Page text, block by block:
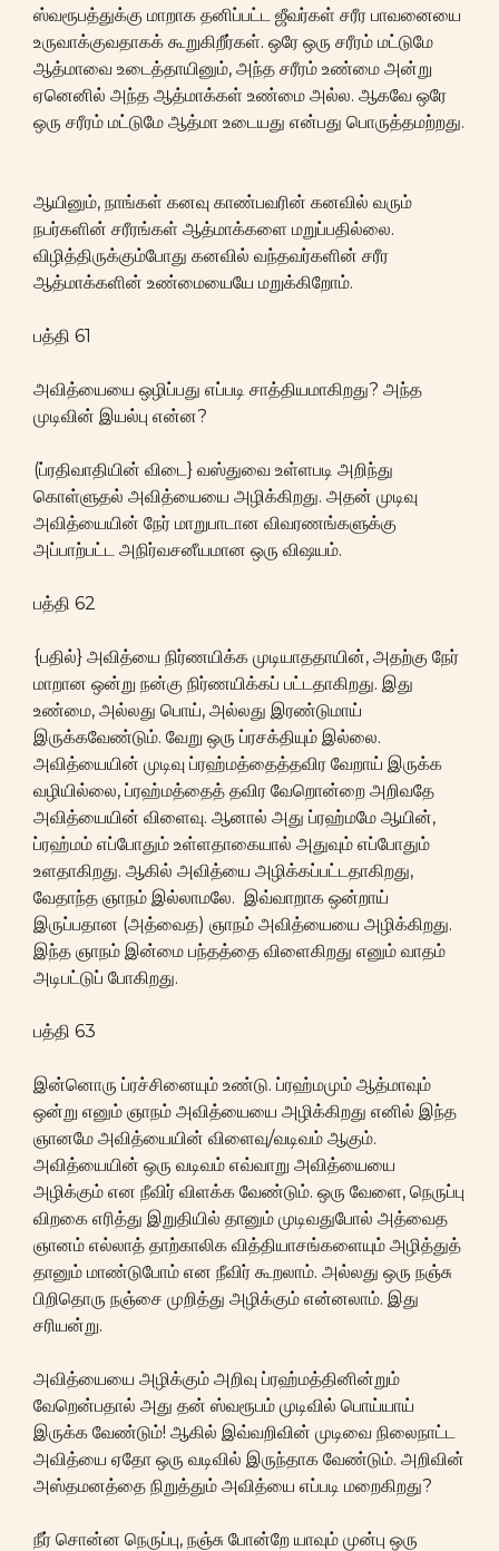
ஸ்வரூபத்துக்கு மாறாக தனிப்பட்ட ஜீவர்கள் சரீர பாவனையை
உருவாக்குவதாகக் கூறுகிறீர்கள். ஒரே ஒரு சரீரம் மட்டுமே
ஆத்மாவை உடைத்தாயினும், அந்த சரீரம் உண்மை அன்று
ஏனெனில் அந்த ஆத்மாக்கள் உண்மை அல்ல. ஆகவே ஒரே
ஒரு சரீரம் மட்டுமே ஆத்மா உடையது என்பது பொருத்தமற்றது.
ஆயினும், நாங்கள் கனவு காண்பவரின் கனவில் வரும்
நபர்களின் சரீரங்கள் ஆத்மாக்களை மறுப்பதில்லை.
விழித்திருக்கும்போது கனவில் வந்தவர்களின் சரீர
ஆத்மாக்களின் உண்மையையே மறுக்கிறோம்.
பத்தி 61
அவித்யையை ஒழிப்பது எப்படி சாத்தியமாகிறது? அந்த
முடிவின் இயல்பு என்ன?
(ப்ரதிவாதியின் விடை} வஸ்துவை உள்ளபடி அறிந்து
கொள்ளுதல் அவித்யையை அழிக்கிறது. அதன் முடிவு
அவித்யையின் நேர் மாறுபாடான விவரணங்களுக்கு
அப்பாற்பட்ட அநிர்வசனீயமான ஒரு விஷயம்.
பத்தி 62
{பதில்} அவித்யை நிர்ணயிக்க முடியாததாயின், அதற்கு நேர்
மாறான ஒன்று நன்கு நிர்ணயிக்கப் பட்டதாகிறது. இது
உண்மை, அல்லது பொய், அல்லது இரண்டுமாய்
இருக்கவேண்டும். வேறு ஒரு ப்ரசக்தியும் இல்லை.
அவித்யையின் முடிவு ப்ரஹ்மத்தைத்தவிர வேறாய் இருக்க
வழியில்லை, ப்ரஹ்மத்தைத் தவிர வேறொன்றை அறிவதே
அவித்யையின் விளைவு. ஆனால் அது ப்ரஹ்மமே ஆயின்,
ப்ரஹ்மம் எப்போதும் உள்ளதாகையால் அதுவும் எப்போதும்
உளதாகிறது. ஆகில் அவித்யை அழிக்கப்பட்டதாகிறது,
வேதாந்த ஞாநம் இல்லாமலே. இவ்வாறாக ஒன்றாய்
இருப்பதான (அத்வைத) ஞாநம் அவித்யையை அழிக்கிறது.
இந்த ஞாநம் இன்மை பந்தத்தை விளைகிறது எனும் வாதம்
அடிபட்டுப் போகிறது.
பத்தி 63
இன்னொரு ப்ரச்சினையும் உண்டு. ப்ரஹ்மமும் ஆத்மாவும்
ஒன்று எனும் ஞாநம் அவித்யையை அழிக்கிறது எனில் இந்த
ஞானமே அவித்யையின் விளைவு/வடிவம் ஆகும்.
அவித்யையின் ஒரு வடிவம் எவ்வாறு அவித்யையை
அழிக்கும் என நீவிர் விளக்க வேண்டும். ஒரு வேளை, நெருப்பு
விறகை எரித்து இறுதியில் தானும் முடிவதுபோல் அத்வைத
ஞானம் எல்லாத் தாற்காலிக வித்தியாசங்களையும் அழித்துத்
தானும் மாண்டுபோம் என நீவிர் கூறலாம். அல்லது ஒரு நஞ்சு
பிறிதொரு நஞ்சை முறித்து அழிக்கும் என்னலாம். இது
சரியன்று.
அவித்யையை அழிக்கும் அறிவு ப்ரஹ்மத்தினின்றும்
வேறென்பதால் அது தன் ஸ்வரூபம் முடிவில் பொய்யாய்
இருக்க வேண்டும்! ஆகில் இவ்வறிவின் முடிவை நிலைநாட்ட
அவித்யை ஏதோ ஒரு வடிவில் இருந்தாக வேண்டும். அறிவின்
அஸ்தமனத்தை நிறுத்தும் அவித்யை எப்படி மறைகிறது?
நீர் சொன்ன நெருப்பு, நஞ்சு போன்றே யாவும் முன்பு ஒரு